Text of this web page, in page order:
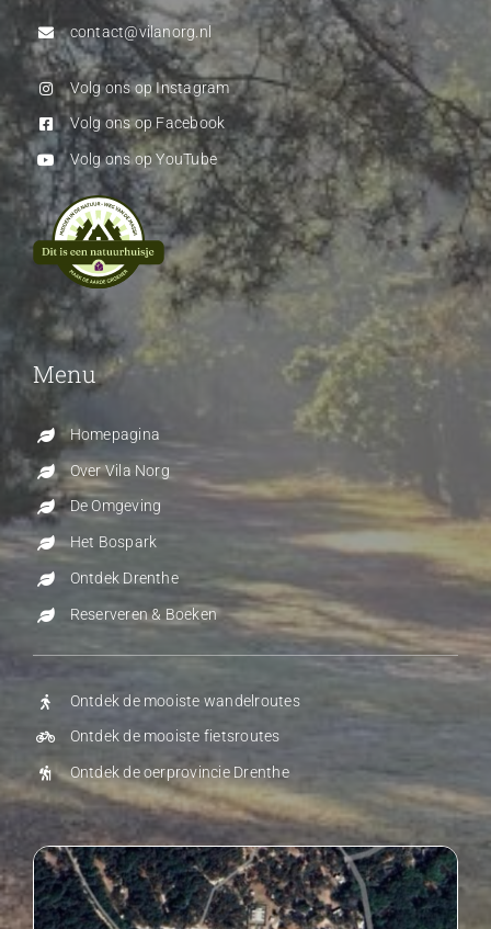
contact@vilanorg.nl
Volg ons op Instagram
Volg ons op Facebook
Volg ons op YouTube
Menu
Homepagina
Over Vila Norg
De Omgeving
Het Bospark
Ontdek Drenthe
Reserveren & Boeken
Ontdek de mooiste wandelroutes
Ontdek de mooiste fietsroutes
Ontdek de oerprovincie Drenthe